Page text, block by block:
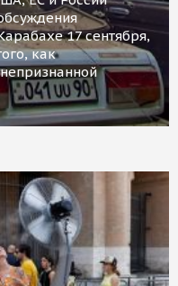
17 сентября,
как